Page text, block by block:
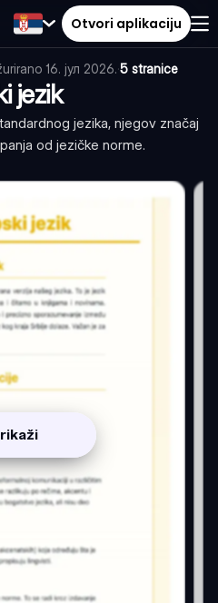
Otvori aplikaciju
16. јул 2026.·5 stranice
jezik
jezika, njegov značaj
od jezičke norme.